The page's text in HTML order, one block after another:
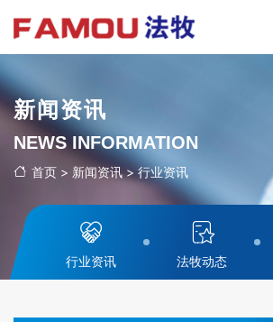
新闻资讯
NEWS INFORMATION
首页 > 新闻资讯>行业资讯
行业资讯 法牧动态